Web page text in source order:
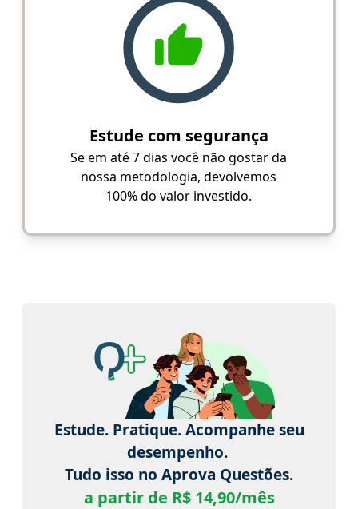
Estude com segurança
Se em até 7 dias você não gostar da
nossa metodologia, devolvemos
100% do valor investido.
Estude. Pratique. Acompanhe seu
desempenho.
Tudo isso no Aprova Questões.
a partir de R$ 14,90/mês